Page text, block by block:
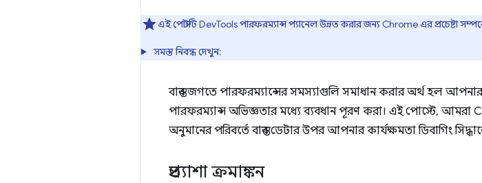
এই পোস্টটি DevTools পারফরম্যান্স প্যানেল উন্নত করার জন্য Chrome এর প্রচেষ্টা
সমস্ত নিবন্ধ দেখুন:
বাস্তব জগতে পারফরম্যান্সের সমস্যাগুলি সমাধান করার অর্থ হল
পারফরম্যান্স অভিজ্ঞতার মধ্যে ব্যবধান পূরণ করা। এই পোস্টে,
অনুমানের পরিবর্তে বাস্তব ডেটার উপর আপনার কার্যক্ষমতা ডিবাগিং
প্রত্যাশা ক্রমাঙ্কন